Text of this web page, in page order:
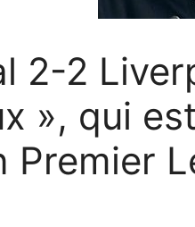
2-2
», qui
Premier